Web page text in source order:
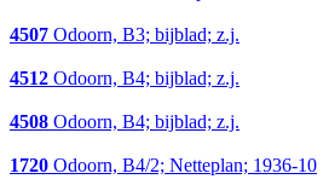
4507 Odoorn, B3; bijblad; z.j.
4512 Odoorn, B4; bijblad; z.j.
4508 Odoorn, B4; bijblad; z.j.
1720 Odoorn, B4/2; Netteplan; 1936-10